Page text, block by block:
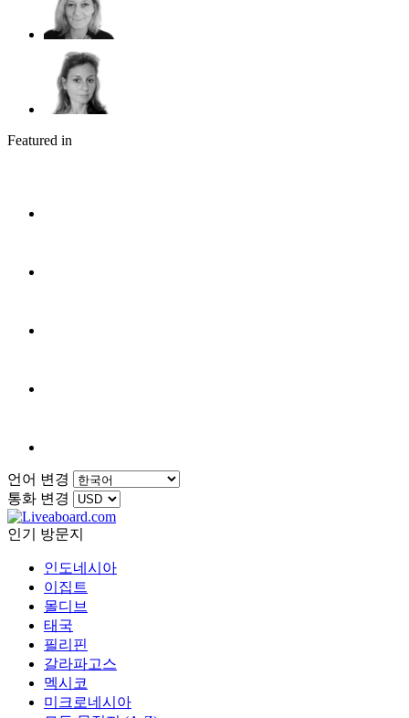
Featured in
언어 변경
통화 변경
인기 방문지
인도네시아
이집트
몰디브
태국
필리핀
갈라파고스
멕시코
미크로네시아